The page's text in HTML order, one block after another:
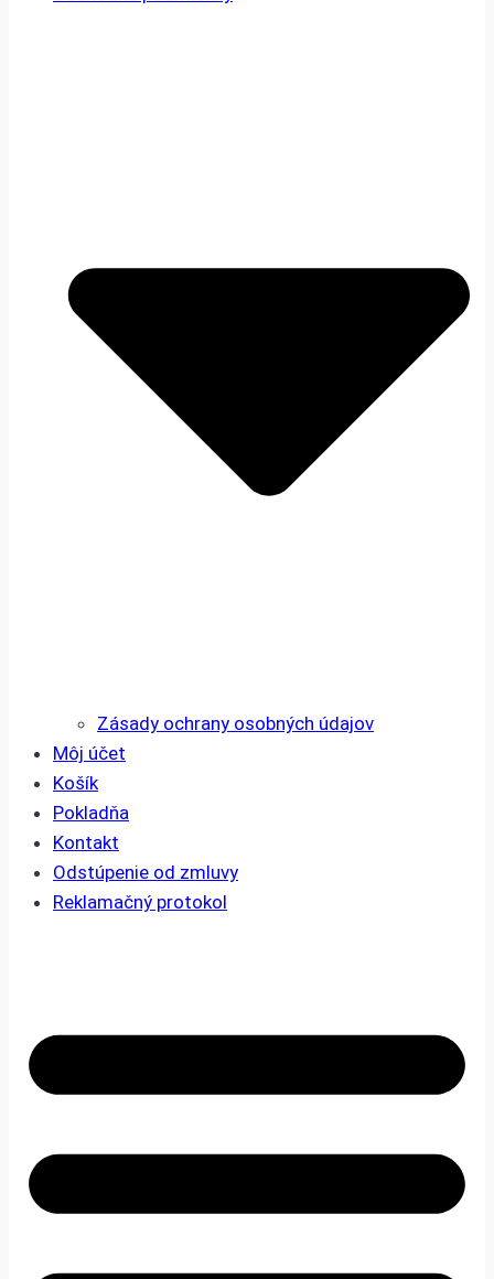
Zásady ochrany osobných údajov
Môj účet
Košík
Pokladňa
Kontakt
Odstúpenie od zmluvy
Reklamačný protokol